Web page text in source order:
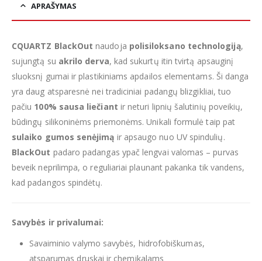
APRAŠYMAS
CQUARTZ BlackOut naudoja polisiloksano technologiją,
sujungtą su akrilo derva, kad sukurtų itin tvirtą apsauginį
sluoksnį gumai ir plastikiniams apdailos elementams. Ši danga
yra daug atsparesnė nei tradiciniai padangų blizgikliai, tuo
pačiu 100% sausa liečiant ir neturi lipnių šalutinių poveikių,
būdingų silikoninėms priemonėms. Unikali formulė taip pat
sulaiko gumos senėjimą ir apsaugo nuo UV spindulių.
BlackOut padaro padangas ypač lengvai valomas – purvas
beveik neprilimpa, o reguliariai plaunant pakanka tik vandens,
kad padangos spindėtų.
Savybės ir privalumai:
Savaiminio valymo savybės, hidrofobiškumas,
atsparumas druskai ir chemikalams